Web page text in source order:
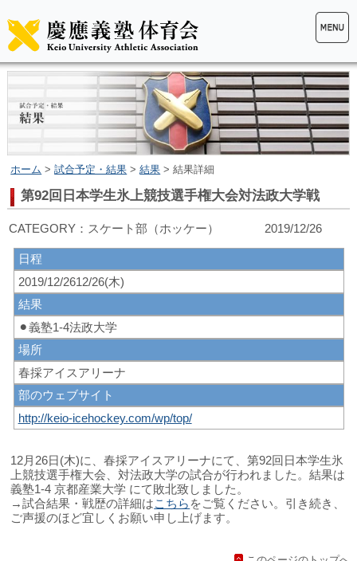
ホーム >試合予定・結果 >結果 > 結果詳細
第92回日本学生氷上競技選手権大会対法政大学戦
CATEGORY：スケート部（ホッケー） 2019/12/26
日程
2019/12/2612/26(木)
結果
⚫︎義塾1-4法政大学
場所
春採アイスアリーナ
部のウェブサイト
http://keio-icehockey.com/wp/top/
12月26日(木)に、春採アイスアリーナにて、第92回日本学生氷
上競技選手権大会、対法政大学の試合が行われました。結果は
義塾1-4 京都産業大学 にて敗北致しました。
→試合結果・戦歴の詳細はこちら をご覧ください。引き続き、
ご声援のほど宜しくお願い申し上げます。